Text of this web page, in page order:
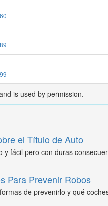
is used by permission.
el Título de Auto
fácil pero con duras
Para Prevenir Robos
de prevenirlo y qué